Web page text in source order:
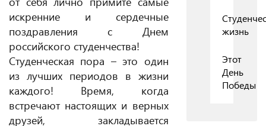
искренние и сердечные
поздравления с Днем
российского студенчества!
Студенческая пора – это один
из лучших периодов в жизни
каждого! Время, когда
встречают настоящих и верных
друзей, закладывается
жизнь
Этот
День
Победы